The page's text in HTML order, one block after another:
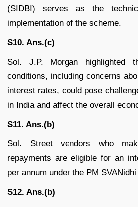
(SIDBI) serves as the
implementation of the scheme.
S10. Ans.(c)
Sol. J.P. Morgan highlighted
conditions, including concerns
interest rates, could pose
in India and affect the overall
S11. Ans.(b)
Sol. Street vendors who
repayments are eligible for an
per annum under the PM
S12. Ans.(b)